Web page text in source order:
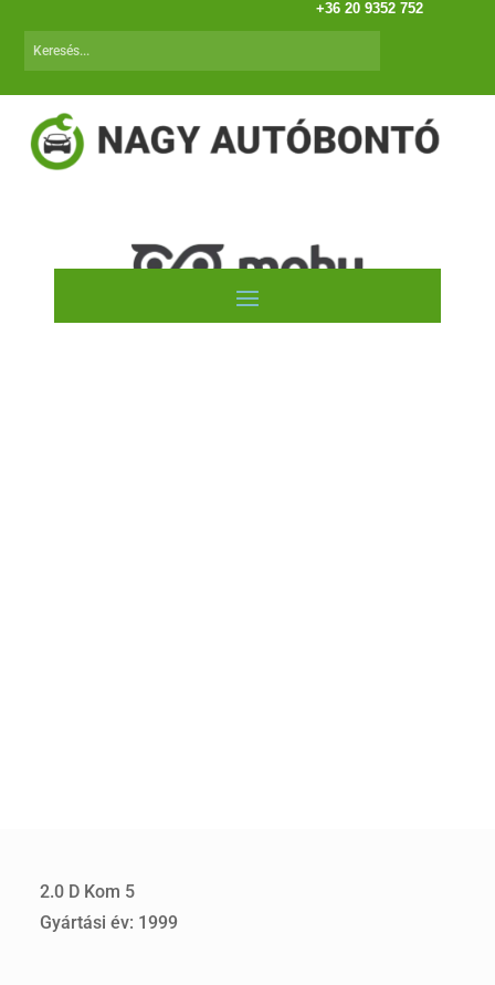
+36 20 9352 752
2.0 D Kom 5
Gyártási év: 1999